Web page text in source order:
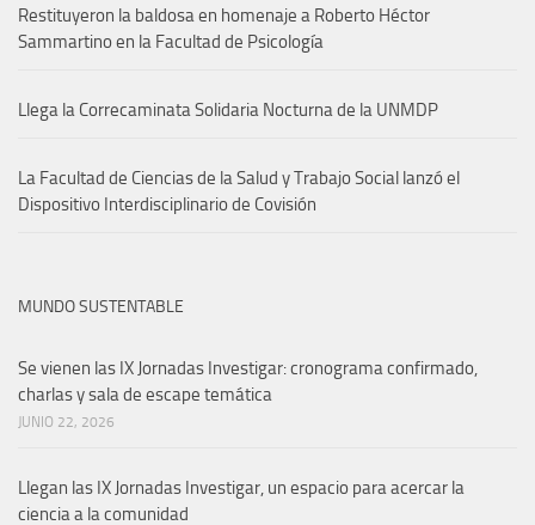
Restituyeron la baldosa en homenaje a Roberto Héctor
Sammartino en la Facultad de Psicología
Llega la Correcaminata Solidaria Nocturna de la UNMDP
La Facultad de Ciencias de la Salud y Trabajo Social lanzó el
Dispositivo Interdisciplinario de Covisión
MUNDO SUSTENTABLE
Se vienen las IX Jornadas Investigar: cronograma confirmado,
charlas y sala de escape temática
JUNIO 22, 2026
Llegan las IX Jornadas Investigar, un espacio para acercar la
ciencia a la comunidad